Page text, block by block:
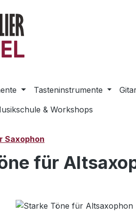
springen
Tasteninstrumente
& Workshops
Saxophon
für